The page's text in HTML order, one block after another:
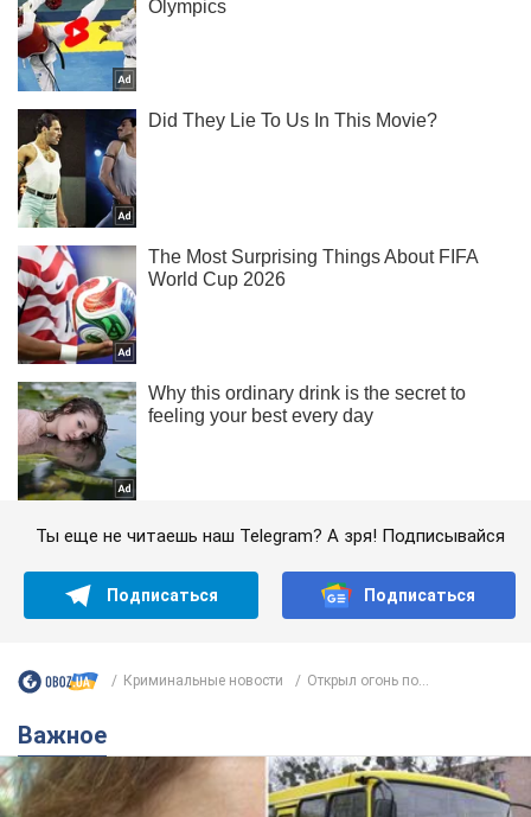
Ты еще не читаешь наш Telegram? А зря! Подписывайся
Подписаться Подписаться
Криминальные новости Открыл огонь по...
Важное